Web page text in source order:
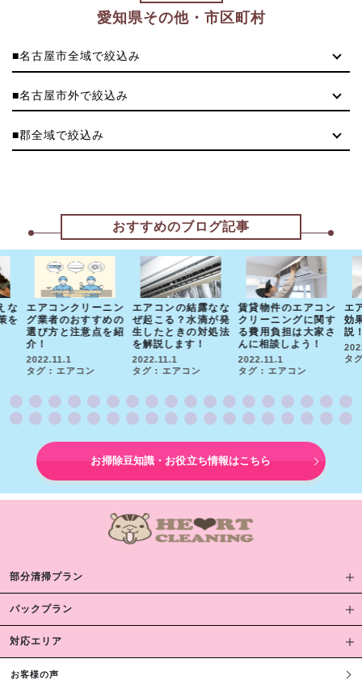
愛知県その他・市区町村
■名古屋市全域で絞込み
■名古屋市外で絞込み
■郡全域で絞込み
おすすめのブログ記事
な
を
エアコンクリーニン
グ業者のおすすめの
選び方と注意点を紹
介！
2022.11.1
タグ : エアコン
エアコンの結露なな
ぜ起こる？水滴が発
生したときの対処法
を解説します！
2022.11.1
タグ : エアコン
賃貸物件のエアコン
クリーニングに関す
る費用負担は大家さ
んに相談しよう！
2022.11.1
タグ : エアコン
エ
効
説
タ
お掃除豆知識・お役立ち情報はこちら
部分清掃プラン
パックプラン
対応エリア
お客様の声